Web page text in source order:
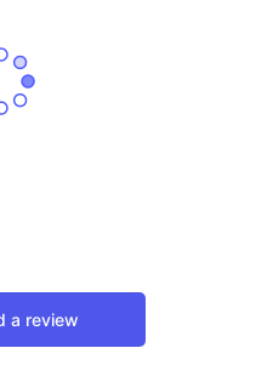
a review